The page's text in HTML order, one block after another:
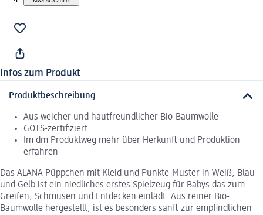
Infos zum Produkt
Produktbeschreibung
Aus weicher und hautfreundlicher Bio-Baumwolle
GOTS-zertifiziert
Im dm Produktweg mehr über Herkunft und Produktion
erfahren
Das ALANA Püppchen mit Kleid und Punkte-Muster in Weiß, Blau
und Gelb ist ein niedliches erstes Spielzeug für Babys das zum
Greifen, Schmusen und Entdecken einlädt. Aus reiner Bio-
Baumwolle hergestellt, ist es besonders sanft zur empfindlichen